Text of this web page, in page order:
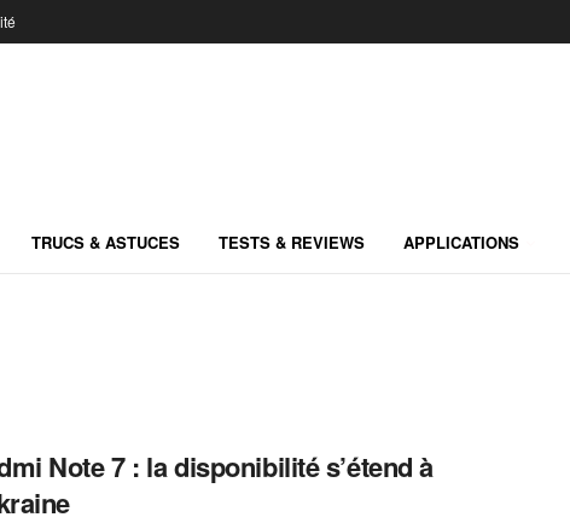
TRUCS & ASTUCES TESTS & REVIEWS APPLICATIONS
Note 7 : la disponibilité s’étend à